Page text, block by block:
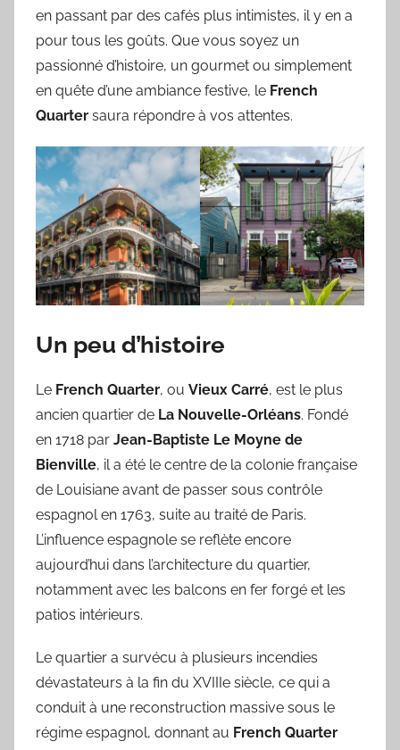
en passant par des cafés plus intimistes, il y en a
pour tous les goûts. Que vous soyez un
passionné d’histoire, un gourmet ou simplement
en quête d’une ambiance festive, le French
Quarter saura répondre à vos attentes.
Un peu d’histoire
Le French Quarter, ou Vieux Carré, est le plus
ancien quartier de La Nouvelle-Orléans. Fondé
en 1718 par Jean-Baptiste Le Moyne de
Bienville, il a été le centre de la colonie française
de Louisiane avant de passer sous contrôle
espagnol en 1763, suite au traité de Paris.
L’influence espagnole se reflète encore
aujourd’hui dans l’architecture du quartier,
notamment avec les balcons en fer forgé et les
patios intérieurs.
Le quartier a survécu à plusieurs incendies
dévastateurs à la fin du XVIIIe siècle, ce qui a
conduit à une reconstruction massive sous le
régime espagnol, donnant au French Quarter